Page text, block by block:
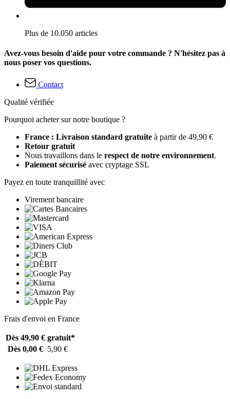
Plus de 10.050 articles
Avez-vous besoin d'aide pour votre commande ? N'hésitez pas à
nous poser vos questions.
Contact
Qualité vérifiée
Pourquoi acheter sur notre boutique ?
France : Livraison standard gratuite à partir de 49,90 €
Retour gratuit
Nous travaillons dans le respect de notre environnement.
Paiement sécurisé avec cryptage SSL
Payez en toute tranquillité avec
Virement bancaire
Frais d'envoi en France
Dès 49,90 € gratuit*
Dès 0,00 € 5,90 €